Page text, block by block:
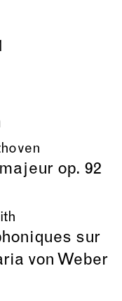
op. 92
sur
von Weber